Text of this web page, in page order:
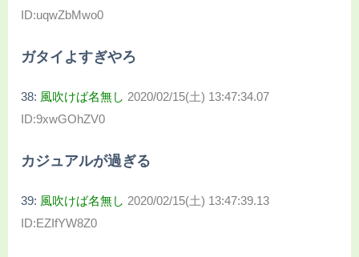
ID:uqwZbMwo0
ガタイよすぎやろ
38: 風吹けば名無し 2020/02/15(土) 13:47:34.07
ID:9xwGOhZV0
カジュアルが過ぎる
39: 風吹けば名無し 2020/02/15(土) 13:47:39.13
ID:EZIfYW8Z0